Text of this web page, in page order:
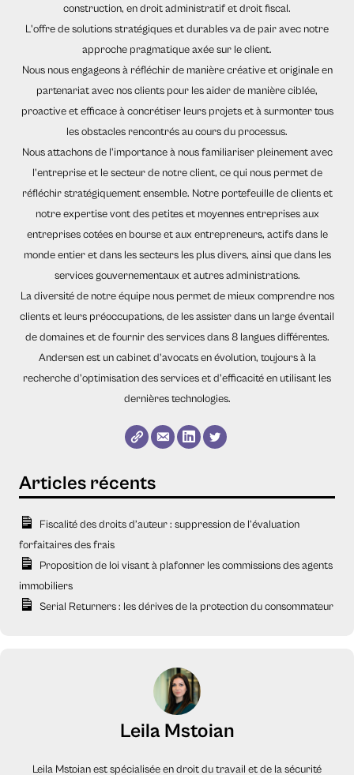
construction, en droit administratif et droit fiscal.
L'offre de solutions stratégiques et durables va de pair avec notre
approche pragmatique axée sur le client.
Nous nous engageons à réfléchir de manière créative et originale en
partenariat avec nos clients pour les aider de manière ciblée,
proactive et efficace à concrétiser leurs projets et à surmonter tous
les obstacles rencontrés au cours du processus.
Nous attachons de l'importance à nous familiariser pleinement avec
l'entreprise et le secteur de notre client, ce qui nous permet de
réfléchir stratégiquement ensemble. Notre portefeuille de clients et
notre expertise vont des petites et moyennes entreprises aux
entreprises cotées en bourse et aux entrepreneurs, actifs dans le
monde entier et dans les secteurs les plus divers, ainsi que dans les
services gouvernementaux et autres administrations.
La diversité de notre équipe nous permet de mieux comprendre nos
clients et leurs préoccupations, de les assister dans un large éventail
de domaines et de fournir des services dans 8 langues différentes.
Andersen est un cabinet d'avocats en évolution, toujours à la
recherche d'optimisation des services et d'efficacité en utilisant les
dernières technologies.
Fiscalité des droits d’auteur : suppression de l’évaluation
forfaitaires des frais
Proposition de loi visant à plafonner les commissions des agents
immobiliers
Serial Returners : les dérives de la protection du consommateur
Leila Mstoian
Leila Mstoian est spécialisée en droit du travail et de la sécurité